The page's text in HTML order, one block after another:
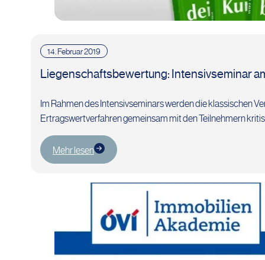
14. Februar 2019
Liegenschaftsbewertung: Intensivseminar
Im Rahmen des Intensivseminars werden die klassischen
Ertragswertverfahren gemeinsam mit den Teilnehmern
Mehr lesen